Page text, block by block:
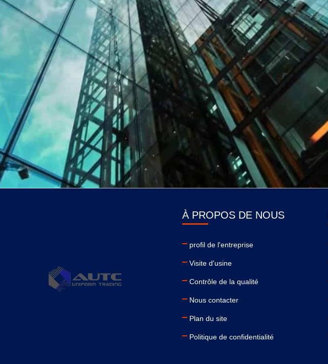
À PROPOS DE NOUS
profil de l'entreprise
Visite d'usine
Contrôle de la qualité
Nous contacter
Plan du site
Politique de confidentialité